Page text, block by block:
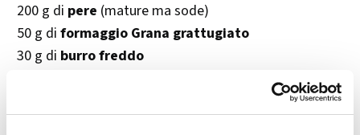
200 g di pere (mature ma sode)
50 g di formaggio Grana grattugiato
30 g di burro freddo